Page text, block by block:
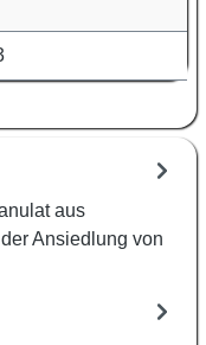
aus
Ansiedlung von